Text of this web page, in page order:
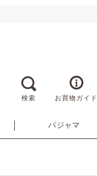
検索 お買物ガイド
パジャマ